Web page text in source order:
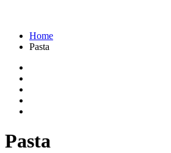
Home
Pasta
Pasta